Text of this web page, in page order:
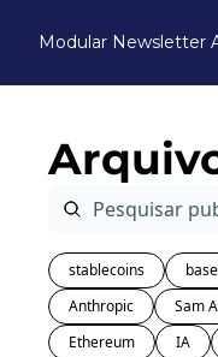
Modular Newsletter
stablecoins base
Anthropic
Sam
Ethereum
IA